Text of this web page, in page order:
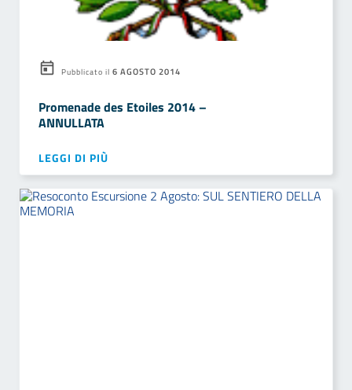
Pubblicato il 6 AGOSTO 2014
Promenade des Etoiles 2014 –
ANNULLATA
LEGGI DI PIÙ